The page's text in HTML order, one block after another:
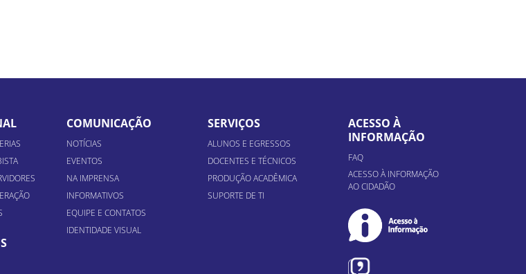
COMUNICAÇÃO
NOTÍCIAS
EVENTOS
NA IMPRENSA
INFORMATIVOS
EQUIPE E CONTATOS
IDENTIDADE VISUAL
SERVIÇOS
ALUNOS E EGRESSOS
DOCENTES E TÉCNICOS
PRODUÇÃO ACADÊMICA
SUPORTE DE TI
ACESSO À
INFORMAÇÃO
FAQ
ACESSO À INFORMAÇÃO
AO CIDADÃO